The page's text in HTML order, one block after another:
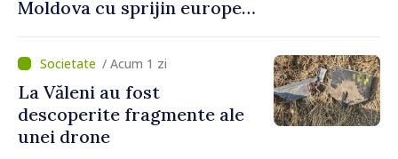
Moldova cu sprijin european
agriculturii durabile
/ Acum 1 zi
La Văleni au fost
descoperite fragmente ale
unei drone